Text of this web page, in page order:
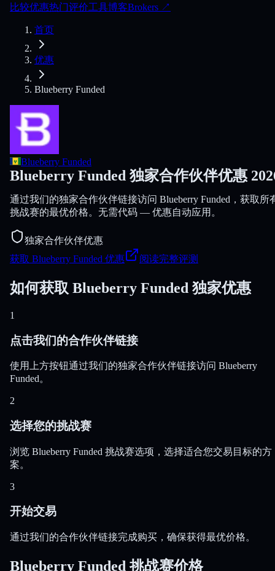
比较优惠热门评价工具博客Brokers ↗
首页
优惠
Blueberry Funded
Blueberry Funded
Blueberry Funded 独家合作伙伴优惠
通过我们的独家合作伙伴链接访问 Blueberry Funded，获取所
挑战赛的最优价格。无需代码 — 优惠自动应用。
独家合作伙伴优惠
获取 Blueberry Funded 优惠
阅读完整评测
如何获取 Blueberry Funded 独家优惠
1
点击我们的合作伙伴链接
使用上方按钮通过我们的独家合作伙伴链接访问 Blueberry
Funded。
2
选择您的挑战赛
浏览 Blueberry Funded 挑战赛选项，选择适合您交易目标的方
案。
3
开始交易
通过我们的合作伙伴链接完成购买，确保获得最优价格。
Blueberry Funded 挑战赛价格